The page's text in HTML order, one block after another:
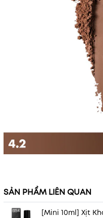
SẢN PHẨM LIÊN QUAN
[Mini 10ml] Xịt